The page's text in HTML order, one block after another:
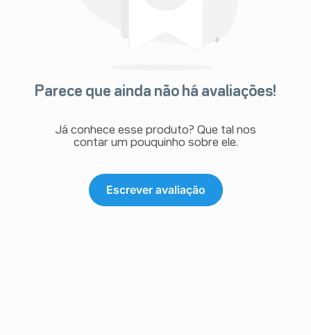
Parece que ainda não há avaliações!
Já conhece esse produto? Que tal nos
contar um pouquinho sobre ele.
Escrever avaliação